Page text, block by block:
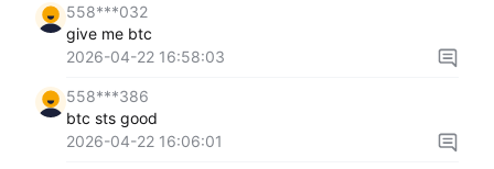
558***032
give me btc
2026-04-22 16:58:03
558***386
btc sts good
2026-04-22 16:06:01